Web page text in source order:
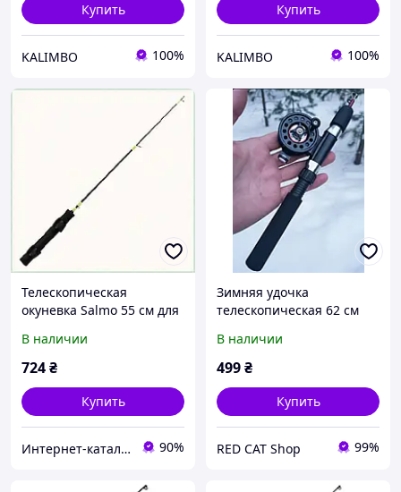
Купить
KALIMBO 100%
Купить
KALIMBO 100%
Телескопическая
окуневка Salmo 55 см для
В наличии
724₴
Купить
Интернет-каталог скидок Техно ECO 90%
Зимняя удочка
телескопическая 62 см
катушкой FX-50R и мягкой
EVA-ручкой
В наличии
499₴
Купить
RED CAT Shop 99%